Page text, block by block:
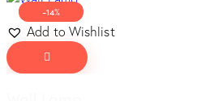
-14%
Add to Wishlist